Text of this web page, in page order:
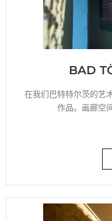
BAD
在我们巴特特尔茨的艺
作品。画廊空